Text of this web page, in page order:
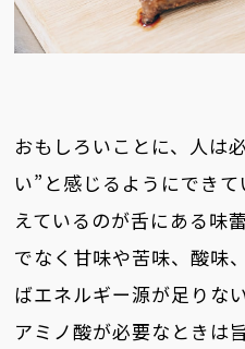
おもしろいことに、人は
い”と感じるようにでき
えているのが舌にある味
でなく甘味や苦味、酸味
ばエネルギー源が足りな
アミノ酸が必要なときは